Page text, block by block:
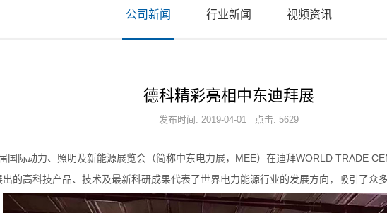
公司新闻 行业新闻 视频资讯
德科精彩亮相中东迪拜展
发布时间: 2019-04-01 点击: 5629
国际动力、照明及新能源展览会（简称中东电力展，MEE）在迪拜WORLD TRADE
的高科技产品、技术及最新科研成果代表了世界电力能源行业的发展方向，吸引了众